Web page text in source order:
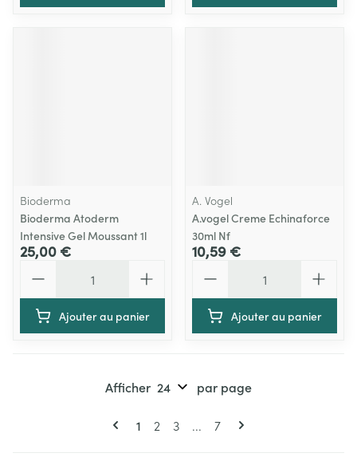
Bioderma
Bioderma Atoderm
Intensive Gel Moussant 1l
25,00 €
Ajouter au panier
A. Vogel
A.vogel Creme Echinaforce
30ml Nf
10,59 €
Ajouter au panier
Pages
Vous lisez actuellement la page
1 Page
2 Page
3 ... Page
7
Afficher par page